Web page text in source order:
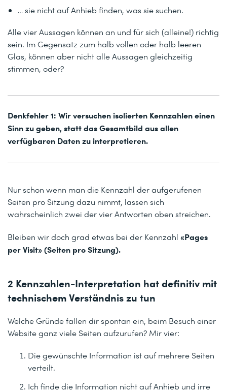
… sie nicht auf Anhieb finden, was sie suchen.
Alle vier Aussagen können an und für sich (alleine!) richtig
sein. Im Gegensatz zum halb vollen oder halb leeren
Glas, können aber nicht alle Aussagen gleichzeitig
stimmen, oder?
Denkfehler 1: Wir versuchen isolierten Kennzahlen einen
Sinn zu geben, statt das Gesamtbild aus allen
verfügbaren Daten zu interpretieren.
Nur schon wenn man die Kennzahl der aufgerufenen
Seiten pro Sitzung dazu nimmt, lassen sich
wahrscheinlich zwei der vier Antworten oben streichen.
Bleiben wir doch grad etwas bei der Kennzahl «Pages
per Visit» (Seiten pro Sitzung).
2 Kennzahlen-Interpretation hat definitiv mit
technischem Verständnis zu tun
Welche Gründe fallen dir spontan ein, beim Besuch einer
Website ganz viele Seiten aufzurufen? Mir vier:
Die gewünschte Information ist auf mehrere Seiten
verteilt.
Ich finde die Information nicht auf Anhieb und irre